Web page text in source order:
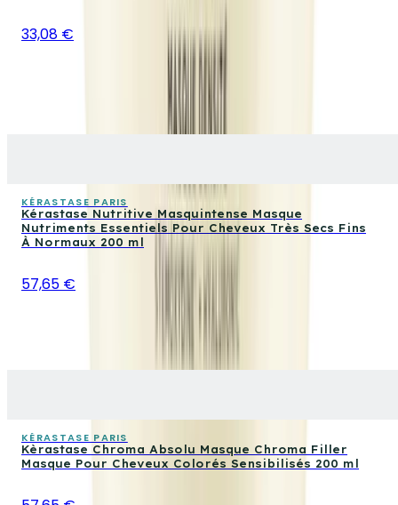
33,08 €
KÉRASTASE PARIS
Kérastase Nutritive Masquintense Masque
Nutriments Essentiels Pour Cheveux Très Secs Fins
À Normaux 200 ml
57,65 €
KÉRASTASE PARIS
Kèrastase Chroma Absolu Masque Chroma Filler
Masque Pour Cheveux Colorés Sensibilisés 200 ml